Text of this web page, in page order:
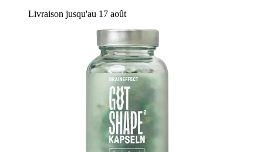
Livraison jusqu'au 17 août